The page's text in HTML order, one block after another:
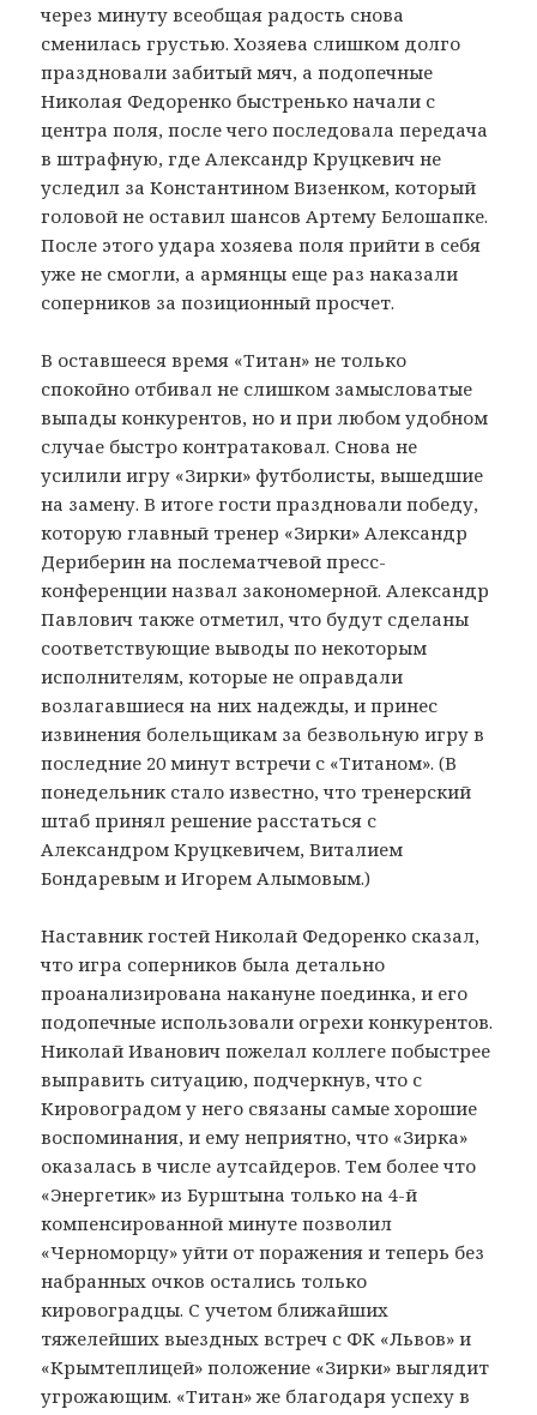
через минуту всеобщая радость снова
сменилась грустью. Хозяева слишком долго
праздновали забитый мяч, а подопечные
Николая Федоренко быстренько начали с
центра поля, после чего последовала передача
в штрафную, где Александр Круцкевич не
уследил за Константином Визенком, который
головой не оставил шансов Артему Белошапке.
После этого удара хозяева поля прийти в себя
уже не смогли, а армянцы еще раз наказали
соперников за позиционный просчет.
В оставшееся время «Титан» не только
спокойно отбивал не слишком замысловатые
выпады конкурентов, но и при любом удобном
случае быстро контратаковал. Снова не
усилили игру «Зирки» футболисты, вышедшие
на замену. В итоге гости праздновали победу,
которую главный тренер «Зирки» Александр
Дериберин на послематчевой пресс-
конференции назвал закономерной. Александр
Павлович также отметил, что будут сделаны
соответствующие выводы по некоторым
исполнителям, которые не оправдали
возлагавшиеся на них надежды, и принес
извинения болельщикам за безвольную игру в
последние 20 минут встречи с «Титаном». (В
понедельник стало известно, что тренерский
штаб принял решение расстаться с
Александром Круцкевичем, Виталием
Бондаревым и Игорем Алымовым.)
Наставник гостей Николай Федоренко сказал,
что игра соперников была детально
проанализирована накануне поединка, и его
подопечные использовали огрехи конкурентов.
Николай Иванович пожелал коллеге побыстрее
выправить ситуацию, подчеркнув, что с
Кировоградом у него связаны самые хорошие
воспоминания, и ему неприятно, что «Зирка»
оказалась в числе аутсайдеров. Тем более что
«Энергетик» из Бурштына только на 4-й
компенсированной минуте позволил
«Черноморцу» уйти от поражения и теперь без
набранных очков остались только
кировоградцы. С учетом ближайших
тяжелейших выездных встреч с ФК «Львов» и
«Крымтеплицей» положение «Зирки» выглядит
угрожающим. «Титан» же благодаря успеху в